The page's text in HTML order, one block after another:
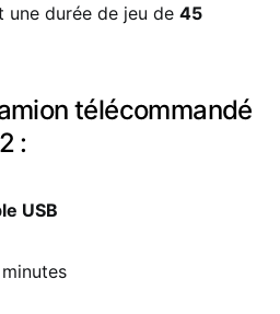
durée de jeu de 45
télécommandé
:
USB